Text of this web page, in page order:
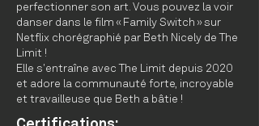
perfectionner son art. Vous pouvez la voir
danser dans le film « Family Switch » sur
Netflix chorégraphié par Beth Nicely de The
Limit !
Elle s'entraîne avec The Limit depuis 2020
et adore la communauté forte, incroyable
et travailleuse que Beth a bâtie !